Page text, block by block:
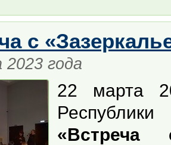
с
года
22 марта
«Встреча